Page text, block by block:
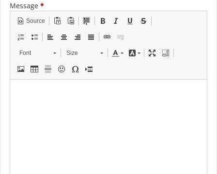
Message *
Source
Font Size